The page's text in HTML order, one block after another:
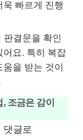
욱 빠르게 진행
판결문을 확인
어요. 특히 복잡
을 받는 것이
조금은 감이
댓글로